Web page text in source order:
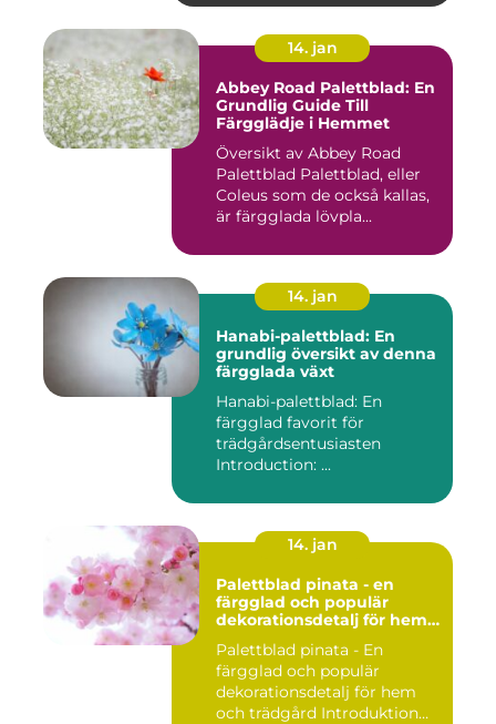
14. jan
Abbey Road Palettblad: En
Grundlig Guide Till
Färgglädje i Hemmet
Översikt av Abbey Road
Palettblad Palettblad, eller
Coleus som de också kallas,
är färgglada lövpla...
14. jan
Hanabi-palettblad: En
grundlig översikt av denna
färgglada växt
Hanabi-palettblad: En
färgglad favorit för
trädgårdsentusiasten
Introduction: ...
14. jan
Palettblad pinata - en
färgglad och populär
dekorationsdetalj för hem
Palettblad pinata - En
färgglad och populär
dekorationsdetalj för hem
och trädgård Introduktion